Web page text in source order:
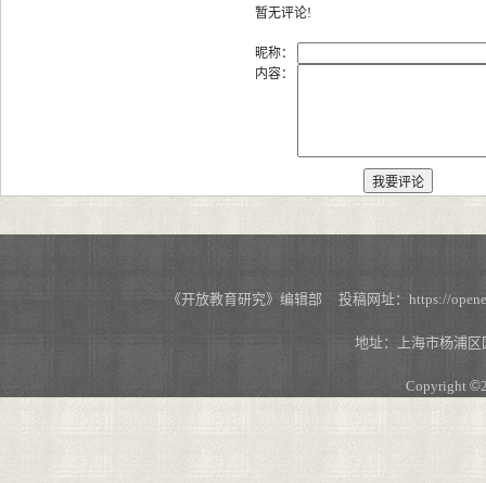
暂无评论!
昵称：
内容：
《开放教育研究》编辑部 投稿网址：https://
地址：上海市杨浦
Copyright ©